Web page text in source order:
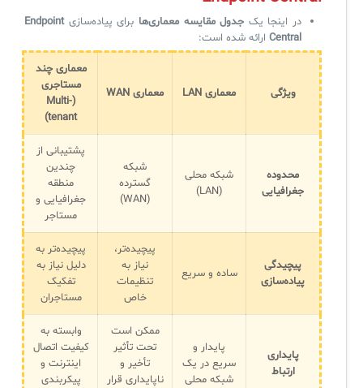
در اینجا یک جدول مقایسه معماری‌ها برای پیاده‌سازیEndpoint
Central ارائه شده است:
ویژگی معماری معماری
معماری چند
مستاجری
(Multi-
tenant)
محدوده
جغرافیایی
شبکه محلی
(LAN)
شبکه
گسترده
(WAN)
پشتیبانی از
چندین
منطقه
جغرافیایی و
مستاجر
پیچیدگی
پیاده‌سازی
ساده و سریع
پیچیده‌تر،
نیاز به
تنظیمات
خاص
پیچیده‌تر به
دلیل نیاز به
تفکیک
مستاجران
پایداری
ارتباط
پایدار و
سریع در یک
شبکه محلی
ممکن است
تحت تأثیر
تأخیر و
ناپایداری قرار
وابسته به
کیفیت اتصال
اینترنت و
پیکربندی
✦
مدیریت خدمات سازمانی
سرویس دسک پلاس MSP
اندپوینت سنترال [سامانه مدیریت نقاط پایانی]
AD360
◆
Log360 ابزار SIEM
برنامه‌ساز هوشمند App Creator
سیستم هوشمند مدیریت فروش و فاکتور
سامانه مدیریت امنیت اطلاعات
✦
مدیریت خدمات منابع انسانی
CIs Control
مجموعه راهکارهای آیناک
✦
آموزش سیستم مدیریت خدمات فناوری اطلاعات
نکته‌های کلیدی برای مدیر انفورماتیک
آموزش‌ ویدیویی مفاهیم سرویس دسک
ITIL & SDP
◆
آموزش فارسی ITIL4
چارچوب ITIL برای همه
فلافلی_فناوری
آرشیو دانلودهای مدانت
لیست دوره‌ها
مقالات آموزشی